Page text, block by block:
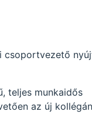
csoportvezető
teljes munkaidős
az új